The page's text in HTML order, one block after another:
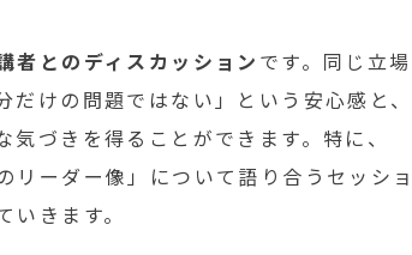
者とのディスカッション です。同じ立場
けの問題ではない」という安心感と、
づきを得ることができます。特に、
リーダー像」について語り合うセッショ
きます。